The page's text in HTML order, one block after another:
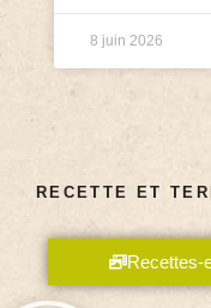
8 juin 2026
RECETTE ET
Recettes-